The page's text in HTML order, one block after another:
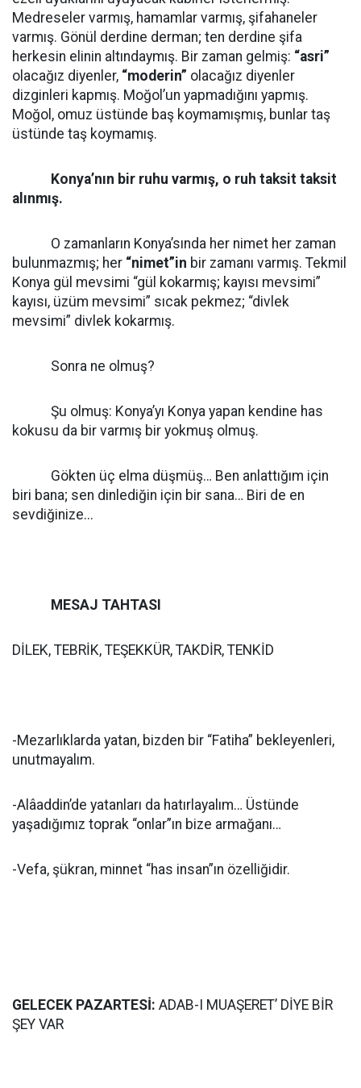
Medreseler varmış, hamamlar varmış, şifahaneler
varmış. Gönül derdine derman; ten derdine şifa
herkesin elinin altındaymış. Bir zaman gelmiş: “asri”
olacağız diyenler, “moderin” olacağız diyenler
dizginleri kapmış. Moğol’un yapmadığını yapmış.
Moğol, omuz üstünde baş koymamışmış, bunlar taş
üstünde taş koymamış.
Konya’nın bir ruhu varmış, o ruh taksit taksit
alınmış.
O zamanların Konya’sında her nimet her zaman
bulunmazmış; her “nimet”in bir zamanı varmış. Tekmil
Konya gül mevsimi “gül kokarmış; kayısı mevsimi”
kayısı, üzüm mevsimi” sıcak pekmez; “divlek
mevsimi” divlek kokarmış.
Sonra ne olmuş?
Şu olmuş: Konya’yı Konya yapan kendine has
kokusu da bir varmış bir yokmuş olmuş.
Gökten üç elma düşmüş… Ben anlattığım için
biri bana; sen dinlediğin için bir sana… Biri de en
sevdiğinize...
MESAJ TAHTASI
DİLEK, TEBRİK, TEŞEKKÜR, TAKDİR, TENKİD
-Mezarlıklarda yatan, bizden bir “Fatiha” bekleyenleri,
unutmayalım.
-Alâaddin’de yatanları da hatırlayalım… Üstünde
yaşadığımız toprak “onlar”ın bize armağanı…
-Vefa, şükran, minnet “has insan”ın özelliğidir.
GELECEK PAZARTESİ: ADAB-I MUAŞERET’ DİYE BİR
ŞEY VAR